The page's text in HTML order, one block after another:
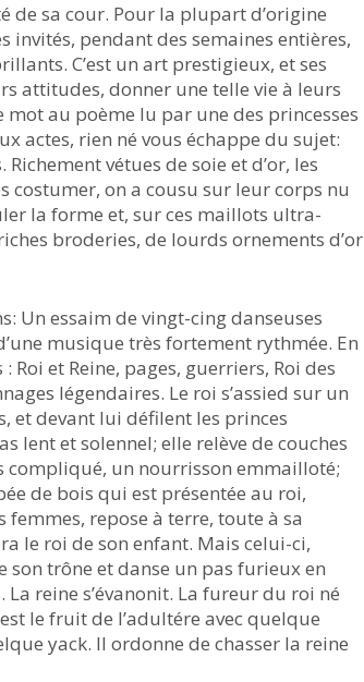
de sa cour. Pour la plupart d’origine
invités, pendant des semaines entières,
C’est un art prestigieux, et ses
attitudes, donner une telle vie à leurs
au poème lu par une des princesses
actes, rien né vous échappe du sujet:
vétues de soie et d’or, les
costumer, on a cousu sur leur corps nu
la forme et, sur ces maillots ultra-
broderies, de lourds ornements d’or
Un essaim de vingt-cing danseuses
musique très fortement rythmée. En
Roi et Reine, pages, guerriers, Roi des
légendaires. Le roi s’assied sur un
et devant lui défilent les princes
lent et solennel; elle relève de couches
compliqué, un nourrisson emmailloté;
de bois qui est présentée au roi,
repose à terre, toute à sa
le roi de son enfant. Mais celui-ci,
son trône et danse un pas furieux en
reine s’évanonit. La fureur du roi né
le fruit de l’adultére avec quelque
yack. Il ordonne de chasser la reine